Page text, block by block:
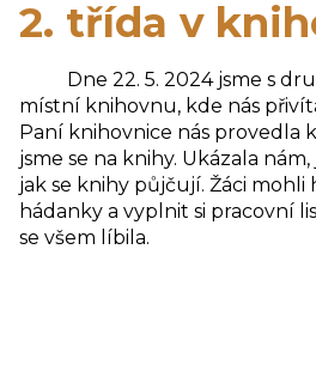
2. třída v
Dne 22. 5. 2024 jsme s
místní knihovnu, kde nás
Paní knihovnice nás provedla
jsme se na knihy. Ukázala
jak se knihy půjčují. Žáci
hádanky a vyplnit si pracovní
se všem líbila.